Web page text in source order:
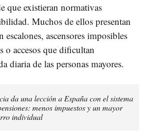
que existieran normativas
Muchos de ellos presentan
escalones, ascensores imposibles
o accesos que dificultan
diaria de las personas mayores.
da una lección a España con el sistema
menos impuestos y un mayor
individual